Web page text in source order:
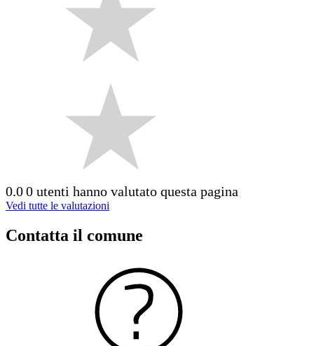
0.00 utenti hanno valutato questa pagina
Vedi tutte le valutazioni
Contatta il comune